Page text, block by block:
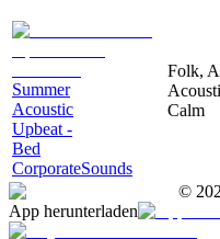
Summer
Acoustic
Upbeat -
Bed
CorporateSounds
Folk,
Calm
©
App herunterladen